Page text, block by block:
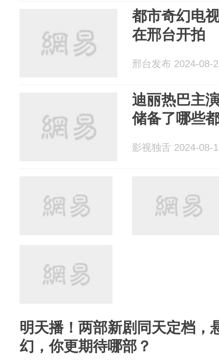
都市奇幻电
在邢台开拍
邢台发布 2024-08-
迪丽热巴主
储备了哪些
影视独舌 2024-08-
明天播！两部新剧同天定档，
幻，你更期待哪部？